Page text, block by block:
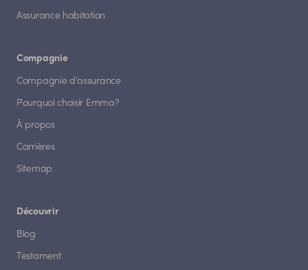
Assurance habitation
Compagnie
Compagnie d'assurance
Pourquoi choisir Emma?
À propos
Carrières
Sitemap
Découvrir
Blog
Testament